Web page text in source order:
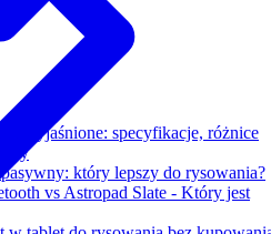
wyjaśnione: specyfikacje, różnice
który lepszy do rysowania?
vs Astropad Slate - Który jest